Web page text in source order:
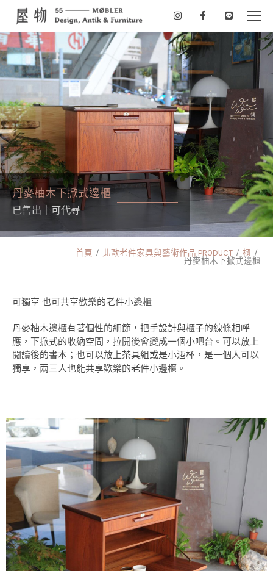
丹麥柚木下掀式邊櫃
已售出｜可代尋
首頁 北歐老件家具與藝術作品 PRODUCT
櫃
丹麥柚木下掀式邊櫃
可獨享 也可共享歡樂的老件小邊櫃
丹麥柚木邊櫃有著個性的細節，把手設計與櫃子的線條相呼
應，下掀式的收納空間，拉開後會變成一個小吧台。可以放上
閱讀後的書本；也可以放上茶具組或是小酒杯，是一個人可以
獨享，兩三人也能共享歡樂的老件小邊櫃。